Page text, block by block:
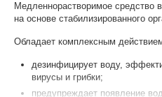
Медленнорастворимое средство
на основе стабилизированного
Обладает комплексным
дезинфицирует воду,
вирусы и грибки;
предупреждает появление